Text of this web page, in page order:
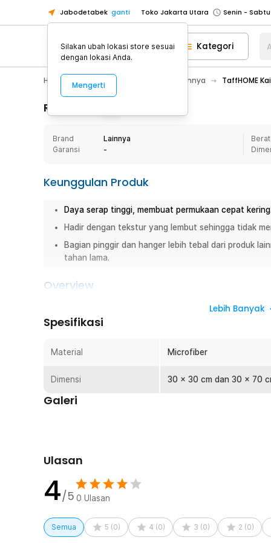
Jabodetabek ganti Toko Jakarta Utara
Toko Tangerang
Toko Cikupa
Pick n Go Jakarta Barat
Senin -
Pick n Go Bekasi
Senin - Jumat
Senin - Jumat
Senin -
Senin -
Toko Tangerang
Pick n Go Jakarta Barat
Senin -
Pick n Go Bekasi
Senin - Jumat
Pick n Go Depok
Senin - Jumat
Kategori
Hobby Mobil Aksesoris Mobil Lainnya TaffHOME
Rincian Produk
Brand
Lainnya
Garansi
-
Keunggulan Produk
Daya serap tinggi, membuat permukaan cepat kering.
Hadir dengan tekstur yang lembut sehingga tidak
Bagian pinggir dan hanger lebih tebal dari produk
tahan lama.
Overview
lap microfiber dari TaffHOME. Material microfiber
lembut. Guna menjaga bodi eksterior atau interior mobil
Memilih kain lap microfiber sebagai aksesori
Selain memiliki daya serap tinggi, kain lap dengan
biasa! Anda tidak perlu ragu saat membersihkan noda
interior. Lap akan menghilangkan noda tanpa
Gantung dengan Mudah
Dilipat atau digantung, Anda bisa menyimpannya
gantungan di bagian ujungnya. Selain menghemat
Lebih Banyak
Spesifikasi
Material Microfiber
Dimensi 30 x 30 cm dan 30 x 70
Galeri
Ulasan
4/5 0 Ulasan
Semua 5 (0) 4 (0) 3 (0) 2 (0)
Silakan ubah lokasi store sesuai
dengan lokasi Anda.
Mengerti